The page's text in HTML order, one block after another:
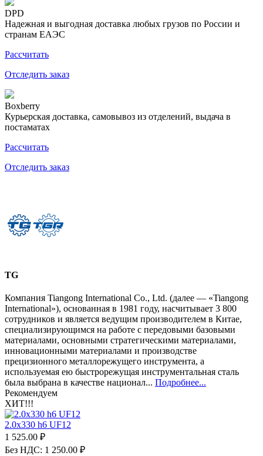
DPD
Надежная и выгодная доставка любых грузов по России и
странам ЕАЭС
Рассчитать
Отследить заказ
Boxberry
Курьерская доставка, самовывоз из отделений, выдача в
постаматах
Рассчитать
Отследить заказ
TG
Компания Tiangong International Co., Ltd. (далее — «Tiangong
International»), основанная в 1981 году, насчитывает 3 800
сотрудников и является ведущим производителем в Китае,
специализирующимся на работе с передовыми базовыми
материалами, основными стратегическими материалами,
инновационными материалами и производстве
прецизионного металлорежущего инструмента, а
используемая ею быстрорежущая инструментальная сталь
была выбрана в качестве национал... Подробнее...
Рекомендуем
ХИТ!!!
2.0х330 h6 UF12
1 525.00 ₽
Без НДС: 1 250.00 ₽